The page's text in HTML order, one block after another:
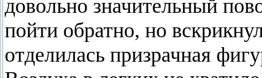
довольно значительный
пойти обратно, но
отделилась призрачная